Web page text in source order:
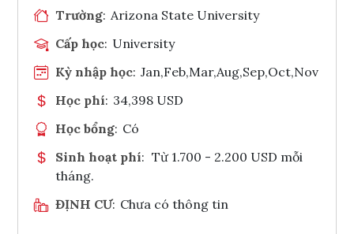
Trường: Arizona State University
Cấp học: University
Kỳ nhập học: Jan,Feb,Mar,Aug,Sep,Oct,Nov
Học phí: 34,398 USD
Học bổng: Có
Sinh hoạt phí: Từ 1.700 - 2.200 USD mỗi
tháng.
ĐỊNH CƯ: Chưa có thông tin